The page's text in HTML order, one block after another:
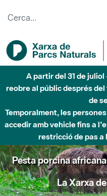
A partir del 31 de
reobre al públic després
de
Temporalment, les
accedir amb vehicle fins a
restricció de pas a
Pesta porcina africana
La Xarxa